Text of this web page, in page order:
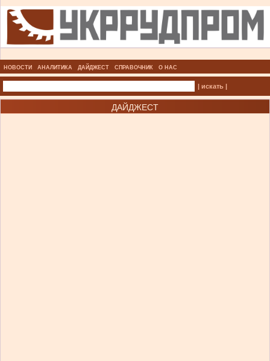
НОВОСТИ АНАЛИТИКА ДАЙДЖЕСТ СПРАВОЧНИК О НАС
| искать |
ДАЙДЖЕСТ